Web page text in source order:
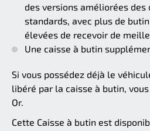
des versions améliorées des
standards, avec plus de
élevées de recevoir de
Une caisse à butin
Si vous possédez déjà le
libéré par la caisse à butin,
Or.
Cette Caisse à butin est